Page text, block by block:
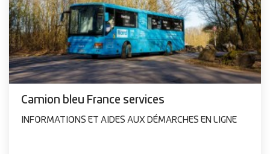
Camion bleu France services
INFORMATIONS ET AIDES AUX DÉMARCHES EN LIGNE